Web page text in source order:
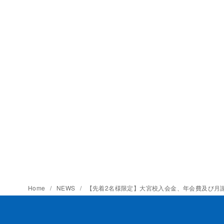
Home NEWS 【先着2名様限定】大宮校入会金、年会費及び